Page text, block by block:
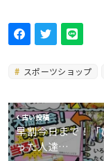
スポーツショップ
古い投稿
早割今日まで！
った人達…